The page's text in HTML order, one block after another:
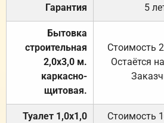
Гарантия 5
Бытовка
строительная
2,0х3,0 м.
каркасно-
щитовая.
Стоимость
Остаётся
Туалет 1,0х1,0
Стоимость